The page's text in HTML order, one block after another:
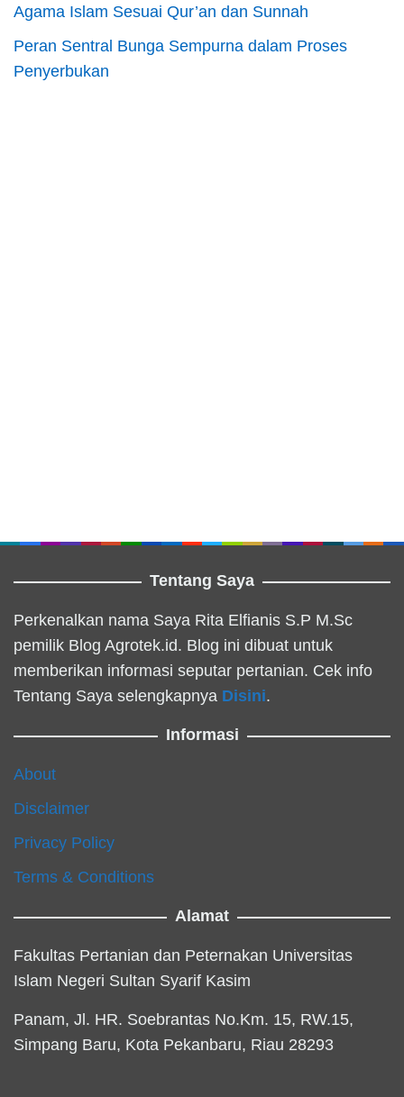
Agama Islam Sesuai Qur’an dan Sunnah
Peran Sentral Bunga Sempurna dalam Proses
Penyerbukan
Tentang Saya
Perkenalkan nama Saya Rita Elfianis S.P M.Sc
pemilik Blog Agrotek.id. Blog ini dibuat untuk
memberikan informasi seputar pertanian. Cek info
Tentang Saya selengkapnya Disini.
Informasi
About
Disclaimer
Privacy Policy
Terms & Conditions
Alamat
Fakultas Pertanian dan Peternakan Universitas
Islam Negeri Sultan Syarif Kasim
Panam, Jl. HR. Soebrantas No.Km. 15, RW.15,
Simpang Baru, Kota Pekanbaru, Riau 28293